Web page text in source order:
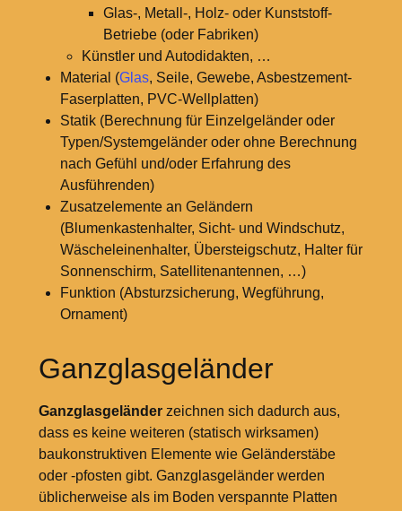
Glas-, Metall-, Holz- oder Kunststoff-
Betriebe (oder Fabriken)
Künstler und Autodidakten, …
Material (Glas, Seile, Gewebe, Asbestzement-
Faserplatten, PVC-Wellplatten)
Statik (Berechnung für Einzelgeländer oder
Typen/Systemgeländer oder ohne Berechnung
nach Gefühl und/oder Erfahrung des
Ausführenden)
Zusatzelemente an Geländern
(Blumenkastenhalter, Sicht- und Windschutz,
Wäscheleinenhalter, Übersteigschutz, Halter für
Sonnenschirm, Satellitenantennen, …)
Funktion (Absturzsicherung, Wegführung,
Ornament)
Ganzglasgeländer
Ganzglasgeländerzeichnen sich dadurch aus,
dass es keine weiteren (statisch wirksamen)
baukonstruktiven Elemente wie Geländerstäbe
oder -pfosten gibt. Ganzglasgeländer werden
üblicherweise als im Boden verspannte Platten